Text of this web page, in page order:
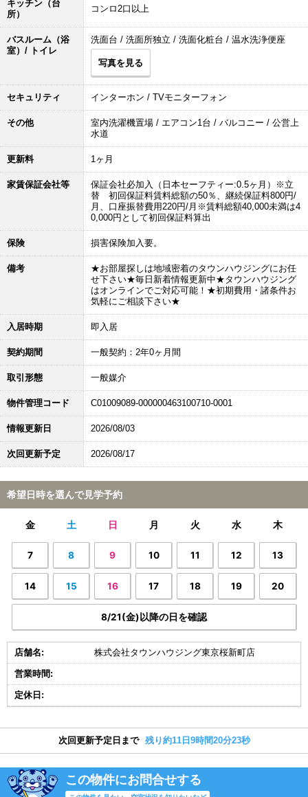
キッチン（台
所）
コンロ2口以上
バスルーム（浴
室）/ トイレ
洗面台 / 洗面所独立 / 洗面化粧台 / 温水洗浄便座
写真を見る
セキュリティ インターホン / TVモニターフォン
その他
室内洗濯機置場 / エアコン1台 / バルコニー / 公営上
水道
更新料 1ヶ月
家賃保証会社等
保証会社必加入（日本セーフティー:0.5ヶ月）※立
替 初回保証料賃料総額の50％、継続保証料800円/
月、口座振替費用220円/月※賃料総額40,000未満は4
0,000円として初回保証料算出
保険 損害保険加入要。
備考
★お部屋探しは地域密着のタウンハウジングにお任
せ下さい★毎日新着情報更新中★タウンハウジング
はオンラインでご対応可能！★初期費用・諸条件お
気軽にご相談下さい★
入居時期 即入居
契約期間 一般契約：2年0ヶ月間
取引形態 一般媒介
物件管理コード C01009089-000000463100710-0001
情報更新日 2026/08/03
次回更新予定 2026/08/17
希望日時を選んで見学予約
金 土 日 月 火 水 木
7 8 9 10 11 12 13
14 15 16 17 18 19 20
8/21(金)以降の日を確認
店舗名: 株式会社タウンハウジング東京桜新町店
営業時間:
定休日:
次回更新予定日まで 残り約11日9時間20分22秒
この物件にお問合せする